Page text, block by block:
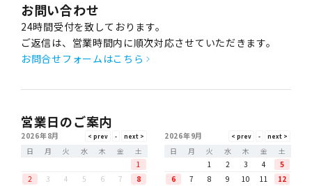
お問い合わせ
24時間受付を致しております。
ご返信は、営業時間内に順次対応させていただきます。
お問合せフォームはこちら
営業日のご案内
2026年8月
日
月 火 水 木 金
土
1
2
3 4 5 6 7
8
2026年9月
日
月 火 水 木 金
土
1
2 3 4
5
6
7 8 9 10 11
12